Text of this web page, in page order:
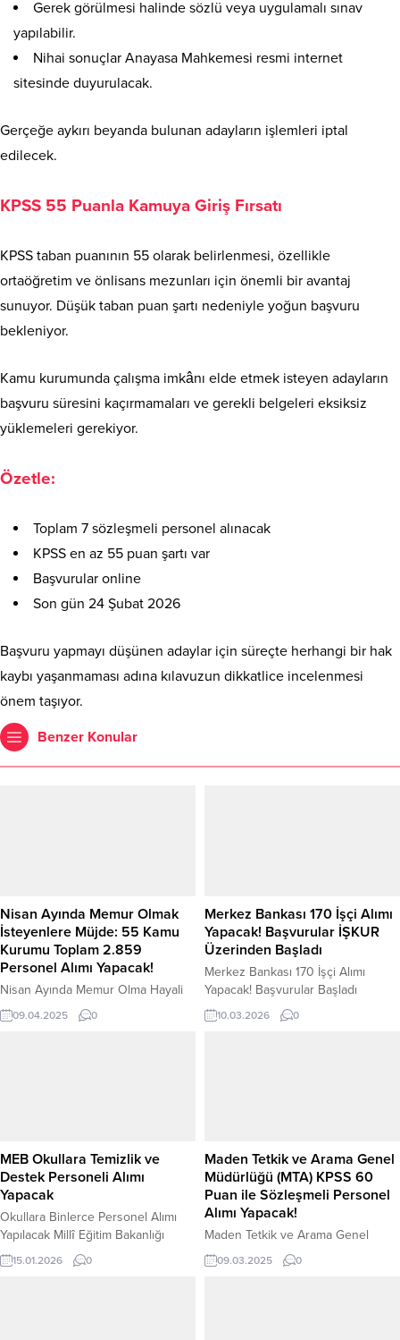
Gerek görülmesi halinde sözlü veya uygulamalı sınav
yapılabilir.
Nihai sonuçlar Anayasa Mahkemesi resmi internet
sitesinde duyurulacak.
Gerçeğe aykırı beyanda bulunan adayların işlemleri iptal
edilecek.
KPSS 55 Puanla Kamuya Giriş Fırsatı
KPSS taban puanının 55 olarak belirlenmesi, özellikle
ortaöğretim ve önlisans mezunları için önemli bir avantaj
sunuyor. Düşük taban puan şartı nedeniyle yoğun başvuru
bekleniyor.
Kamu kurumunda çalışma imkânı elde etmek isteyen adayların
başvuru süresini kaçırmamaları ve gerekli belgeleri eksiksiz
yüklemeleri gerekiyor.
Özetle:
Toplam 7 sözleşmeli personel alınacak
KPSS en az 55 puan şartı var
Başvurular online
Son gün 24 Şubat 2026
Başvuru yapmayı düşünen adaylar için süreçte herhangi bir hak
kaybı yaşanmaması adına kılavuzun dikkatlice incelenmesi
önem taşıyor.
Benzer Konular
Nisan Ayında Memur Olmak
İsteyenlere Müjde: 55 Kamu
Kurumu Toplam 2.859
Personel Alımı Yapacak!
Nisan Ayında Memur Olma Hayali
Gerçek Olabilir: 55 Kamu Kurumu
Toplam 2.859 Personel Alımı
Türkiye genelindeki 55 kamu
kurumu toplam 2.859 yeni
personel alımına gidiyor....
09.04.2025 0
Merkez Bankası 170 İşçi Alımı
Yapacak! Başvurular İŞKUR
Üzerinden Başladı
Merkez Bankası 170 İşçi Alımı
Yapacak! Başvurular Başladı
Türkiye Cumhuriyet Merkez
Bankası (TCMB), farklı hizmet
başvurularını 26 Mart 2026 tarihine
kadar tamamlayabilecek. TCMB
tarafından yapılacak personel
alımları, kurumun...
10.03.2026 0
MEB Okullara Temizlik ve
Destek Personeli Alımı
Yapacak
Okullara Binlerce Personel Alımı
Yapılacak Millî Eğitim Bakanlığı
(MEB), okullarda uzun süredir
yaşanan temizlik ve yardımcı
15.01.2026 0
Maden Tetkik ve Arama Genel
Müdürlüğü (MTA) KPSS 60
Puan ile Sözleşmeli Personel
Alımı Yapacak!
Maden Tetkik ve Arama Genel
Müdürlüğü (MTA), KPSS 60 puan
şartıyla sözleşmeli devlet personeli
09.03.2025 0